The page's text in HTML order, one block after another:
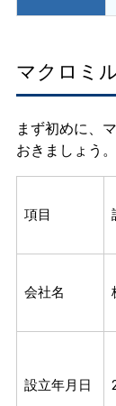
マクロミ
まず初めに、
おきましょう。
項目
会社名
設立年月日